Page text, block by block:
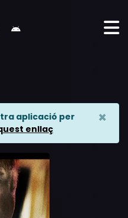
aplicació per
enllaç
×